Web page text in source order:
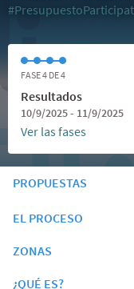
FASE 4 DE 4
Resultados
10/9/2025 - 11/9/2025
Ver las fases
PROPUESTAS
EL PROCESO
ZONAS
¿QUÉ ES?